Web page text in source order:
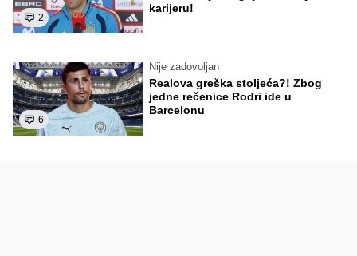
2
karijeru!
6
Nije zadovoljan
Realova greška stoljeća?! Zbog
jedne rečenice Rodri ide u
Barcelonu